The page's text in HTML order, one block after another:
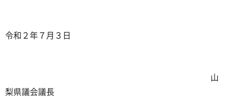
令和２年７月３日
山
梨県議会議長